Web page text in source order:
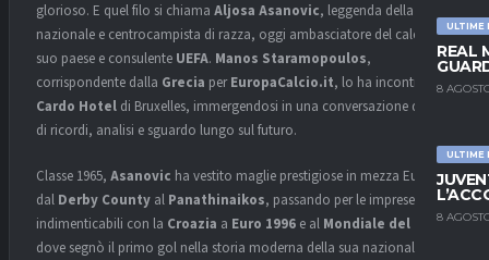
ULTIME
REAL
8
ULTIME
8
glorioso. E quel filo si chiama Aljosa Asanovic, leggenda della
nazionale e centrocampista di razza, oggi ambasciatore del calcio del
suo paese e consulente UEFA. Manos Staramopoulos,
corrispondente dalla Grecia perEuropaCalcio.it, lo ha incontrato al
Cardo Hotel di Bruxelles, immergendosi in una conversazione densa
di ricordi, analisi e sguardo lungo sul futuro.
Classe 1965, Asanovic ha vestito maglie prestigiose in mezza Europa,
dal Derby County al Panathinaikos, passando per le imprese
indimenticabili con la Croazia a Euro 1996 e al Mondiale del 1998,
dove segnò il primo gol nella storia moderna della sua nazionale.